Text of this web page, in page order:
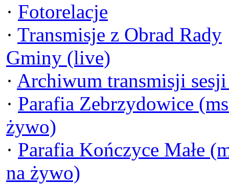
· Fotorelacje
· Transmisje z Obrad Rady
Gminy (live)
· Archiwum transmisji
· Parafia Zebrzydowice
żywo)
· Parafia Kończyce Małe
na żywo)